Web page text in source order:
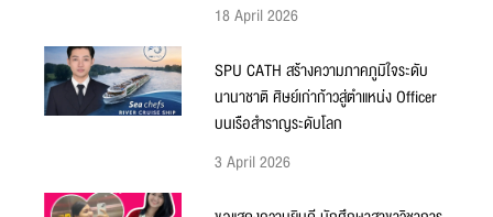
18 April 2026
SPU CATH สร้างความภาคภูมิใจระดับ
นานาชาติ ศิษย์เก่าก้าวสู่ตำแหน่ง Officer
บนเรือสำราญระดับโลก
3 April 2026